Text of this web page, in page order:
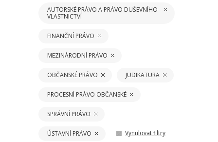
AUTORSKÉ PRÁVO A PRÁVO DUŠEVNÍHO
VLASTNICTVÍ
FINANČNÍ PRÁVO
MEZINÁRODNÍ PRÁVO
OBČANSKÉ PRÁVO JUDIKATURA
PROCESNÍ PRÁVO OBČANSKÉ
SPRÁVNÍ PRÁVO
ÚSTAVNÍ PRÁVO Vynulovat filtry